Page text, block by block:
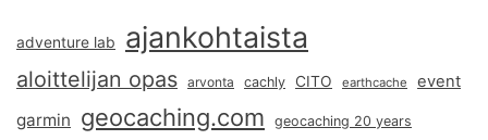
adventure lab ajankohtaista
aloittelijan opas arvonta cachly CITO earthcache event
garmin geocaching.com geocaching 20 years